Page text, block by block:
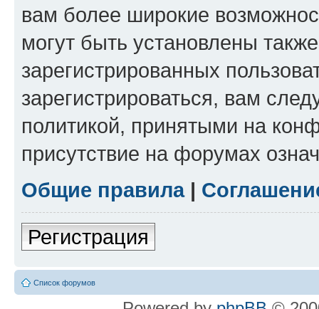
вам более широкие
могут быть установлены
зарегистрированных
зарегистрироваться, вам
политикой, принятыми на
присутствие на форумах
Общие правила|
Регистрация
Список форумов